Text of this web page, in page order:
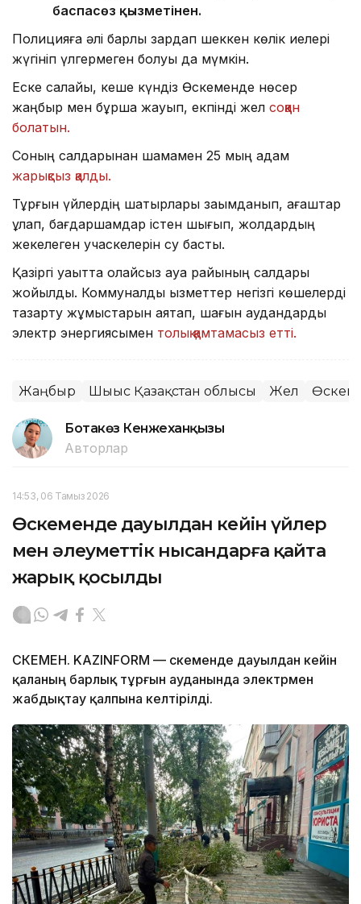
баспасөз қызметінен.
Полицияға әлі барлық зардап шеккен көлік иелері
жүгініп үлгермеген болуы да мүмкін.
Еске салайық, кеше күндіз Өскеменде нөсер
жаңбыр мен бұршақ жауып, екпінді жел соққан
болатын.
Соның салдарынан шамамен 25 мың адам
жарықсыз қалды.
Тұрғын үйлердің шатырлары зақымданып, ағаштар
құлап, бағдаршамдар істен шығып, жолдардың
жекелеген учаскелерін су басты.
Қазіргі уақытта қолайсыз ауа райының салдары
жойылды. Коммуналдық қызметтер негізгі көшелерді
тазарту жұмыстарын аяқтап, шағын аудандарды
электр энергиясымен толық қамтамасыз етті.
Жаңбыр Шығыс Қазақстан облысы Жел
Ботакөз Кенжеханқызы
Авторлар
14:53, 06 Тамыз 2026
Өскеменде дауылдан кейін үйлер
мен әлеуметтік нысандарға қайта
жарық қосылды
ӨСКЕМЕН. KAZINFORM — Өскеменде дауылдан кейін
қаланың барлық тұрғын ауданында электрмен
жабдықтау қалпына келтірілді.